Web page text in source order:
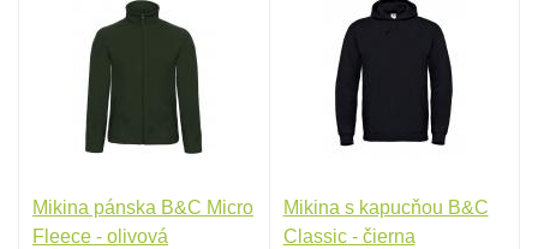
Mikina pánska B&C Micro
Fleece - olivová
Mikina s kapucňou B&C
Classic - čierna